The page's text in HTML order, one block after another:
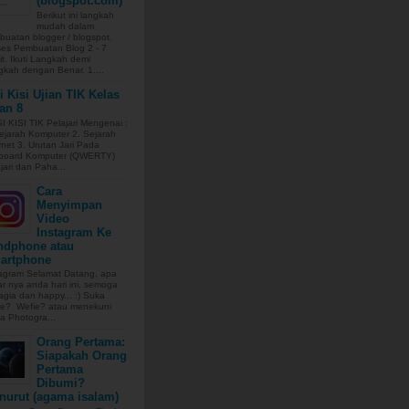
Berikut ini langkah
mudah dalam
blogger / blogspot.
Pembuatan Blog 2 - 7
Ikuti Langkah demi
dengan Benar. 1....
Kisi Ujian TIK Kelas
8
KISI TIK Pelajari Mengenai :
Komputer 2. Sejarah
3. Urutan Jari Pada
Komputer (QWERTY)
dan Paha...
Cara
Menyimpan
Video
Instagram Ke
atau
Selamat Datang, apa
nya anda hari ini, semoga
dan happy... :) Suka
Wefie? atau menekuni
Photogra...
Orang Pertama:
Siapakah Orang
Pertama
Dibumi?
(agama isalam)